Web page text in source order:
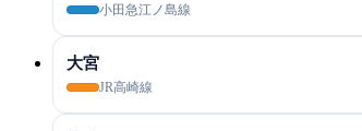
小田急江ノ島線
大宮
JR高崎線